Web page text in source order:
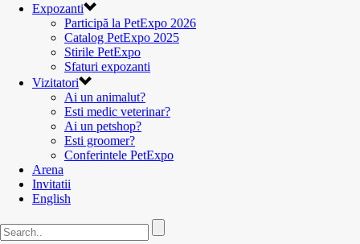
Expozanti
Participă la PetExpo 2026
Catalog PetExpo 2025
Stirile PetExpo
Sfaturi expozanti
Vizitatori
Ai un animalut?
Esti medic veterinar?
Ai un petshop?
Esti groomer?
Conferintele PetExpo
Arena
Invitatii
English